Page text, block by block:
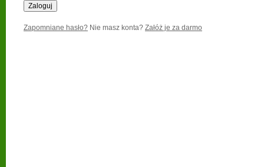
Zapomniane hasło? Nie masz konta? Załóż je za darmo